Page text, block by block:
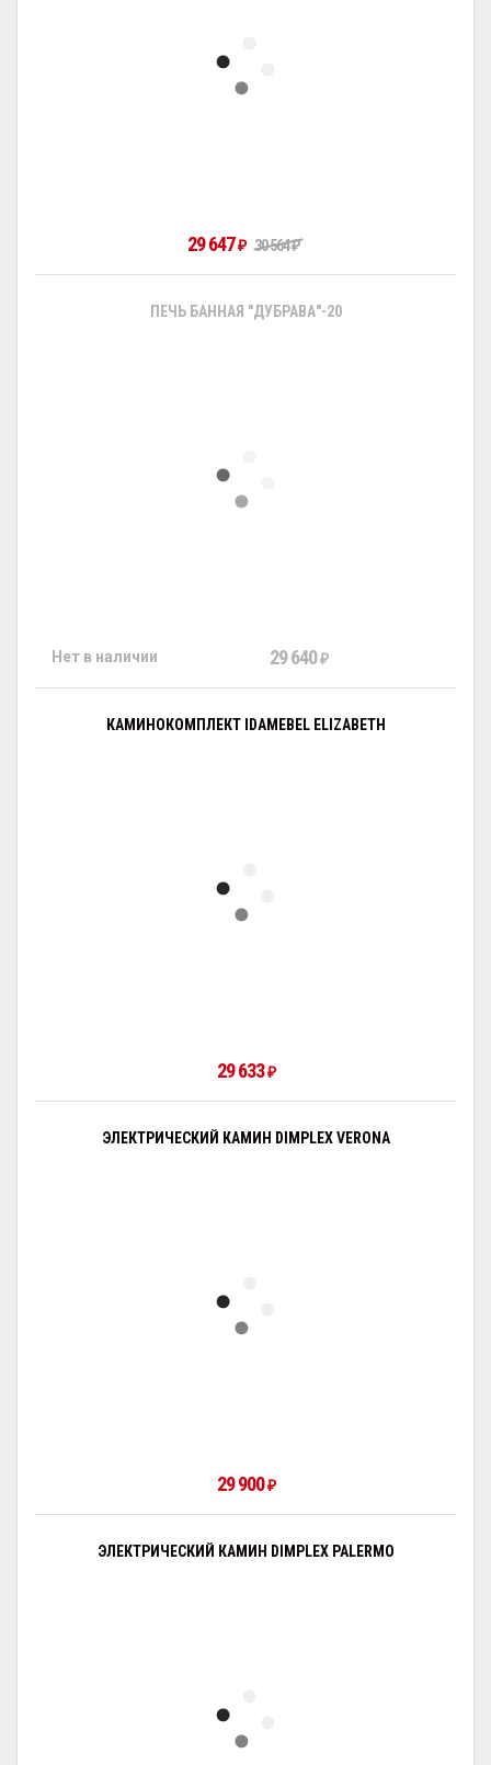
29 647₽ 30 564₽
ПЕЧЬ БАННАЯ "ДУБРАВА"-20
Нет в наличии 29 640₽
КАМИНОКОМПЛЕКТ IDAMEBEL ELIZABETH
29 633₽
ЭЛЕКТРИЧЕСКИЙ КАМИН DIMPLEX VERONA
29 900₽
ЭЛЕКТРИЧЕСКИЙ КАМИН DIMPLEX PALERMO